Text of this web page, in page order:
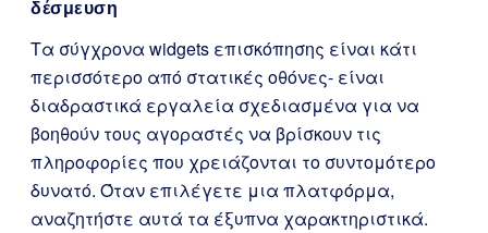
δέσμευση
Τα σύγχρονα widgets επισκόπησης είναι κάτι
περισσότερο από στατικές οθόνες- είναι
διαδραστικά εργαλεία σχεδιασμένα για να
βοηθούν τους αγοραστές να βρίσκουν τις
πληροφορίες που χρειάζονται το συντομότερο
δυνατό. Όταν επιλέγετε μια πλατφόρμα,
αναζητήστε αυτά τα έξυπνα χαρακτηριστικά.